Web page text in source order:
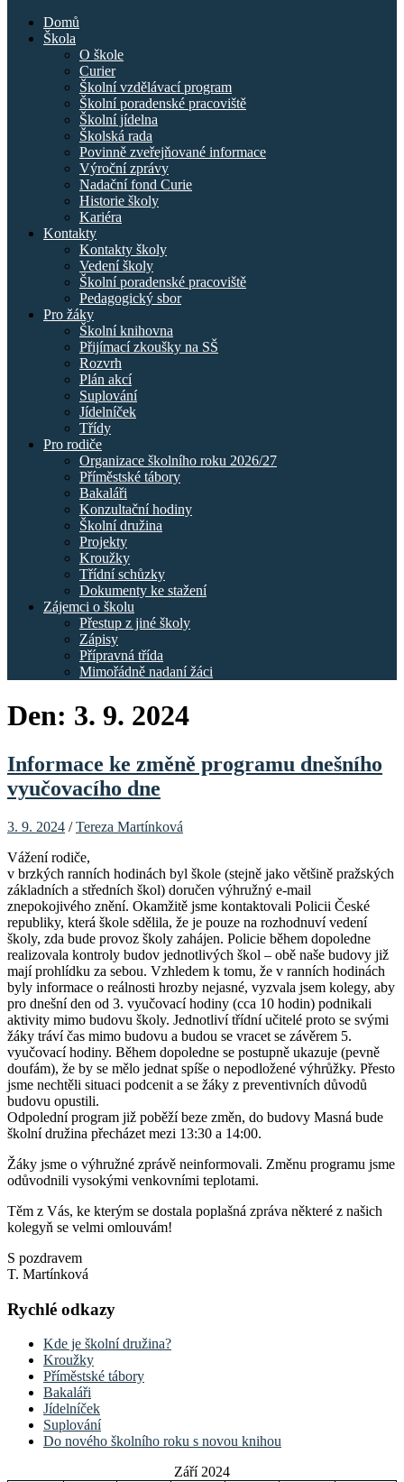
Domů
Škola
O škole
Curier
Školní vzdělávací program
Školní poradenské pracoviště
Školní jídelna
Školská rada
Povinně zveřejňované informace
Výroční zprávy
Nadační fond Curie
Historie školy
Kariéra
Kontakty
Kontakty školy
Vedení školy
Školní poradenské pracoviště
Pedagogický sbor
Pro žáky
Školní knihovna
Přijímací zkoušky na SŠ
Rozvrh
Plán akcí
Suplování
Jídelníček
Třídy
Pro rodiče
Organizace školního roku 2026/27
Příměstské tábory
Bakaláři
Konzultační hodiny
Školní družina
Projekty
Kroužky
Třídní schůzky
Dokumenty ke stažení
Zájemci o školu
Přestup z jiné školy
Zápisy
Přípravná třída
Mimořádně nadaní žáci
Den: 3. 9. 2024
Informace ke změně programu dnešního
vyučovacího dne
3. 9. 2024 /Tereza Martínková
Vážení rodiče,
v brzkých ranních hodinách byl škole (stejně jako většině pražských
základních a středních škol) doručen výhružný e-mail
znepokojivého znění. Okamžitě jsme kontaktovali Policii České
republiky, která škole sdělila, že je pouze na rozhodnuví vedení
školy, zda bude provoz školy zahájen. Policie během dopoledne
realizovala kontroly budov jednotlivých škol – obě naše budovy již
mají prohlídku za sebou. Vzhledem k tomu, že v ranních hodinách
byly informace o reálnosti hrozby nejasné, vyzvala jsem kolegy, aby
pro dnešní den od 3. vyučovací hodiny (cca 10 hodin) podnikali
aktivity mimo budovu školy. Jednotliví třídní učitelé proto se svými
žáky tráví čas mimo budovu a budou se vracet se závěrem 5.
vyučovací hodiny. Během dopoledne se postupně ukazuje (pevně
doufám), že by se mělo jednat spíše o nepodložené výhrůžky. Přesto
jsme nechtěli situaci podcenit a se žáky z preventivních důvodů
budovu opustili.
Odpolední program již poběží beze změn, do budovy Masná bude
školní družina přecházet mezi 13:30 a 14:00.
Žáky jsme o výhružné zprávě neinformovali. Změnu programu jsme
odůvodnili vysokými venkovními teplotami.
Těm z Vás, ke kterým se dostala poplašná zpráva některé z našich
kolegyň se velmi omlouvám!
S pozdravem
T. Martínková
Rychlé odkazy
Kde je školní družina?
Kroužky
Příměstské tábory
Bakaláři
Jídelníček
Suplování
Do nového školního roku s novou knihou
Září 2024